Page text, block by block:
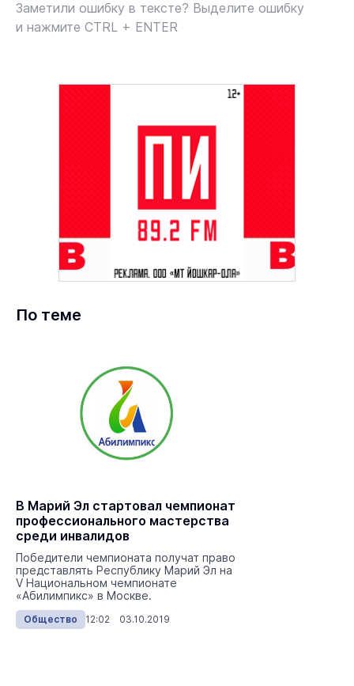
Заметили ошибку в тексте? Выделите ошибку
и нажмите CTRL + ENTER
По теме
В Марий Эл стартовал чемпионат
профессионального мастерства
среди инвалидов
Победители чемпионата получат право
представлять Республику Марий Эл на
V Национальном чемпионате
«Абилимпикс» в Москве.
Общество 12:02 03.10.2019